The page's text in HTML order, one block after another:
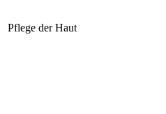
Pflege der Haut